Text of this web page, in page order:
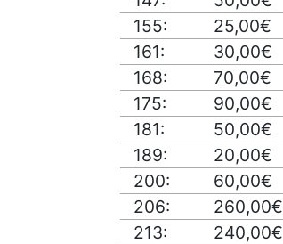
155:
25,00€
161:
30,00€
168:
70,00€
175:
90,00€
181:
50,00€
189:
20,00€
200:
60,00€
206:
260,00€
213:
240,00€